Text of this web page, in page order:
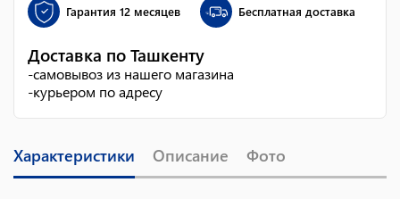
Гарантия 12 месяцев Бесплатная доставка
Доставка по Ташкенту
-самовывоз из нашего магазина
-курьером по адресу
Характеристики Описание Фото